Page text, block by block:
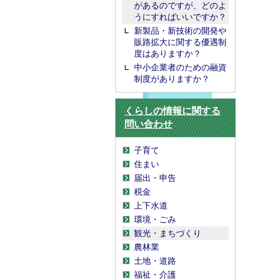
があるのですが、どのよ
うにすればいいですか？
新製品・新技術の開発や
販路拡大に関する優遇制
度はありますか？
中小企業者のための融資
制度がありますか？
くらしの情報に関する
問い合わせ
子育て
住まい
届出・申告
税金
上下水道
環境・ごみ
観光・まちづくり
農林業
土地・道路
福祉・介護